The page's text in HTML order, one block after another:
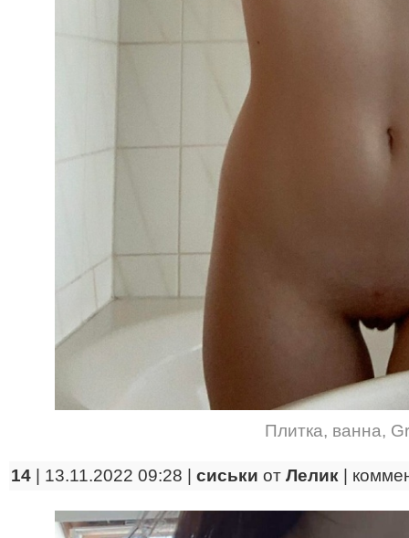
Плитка, ванна,
14 | 13.11.2022 09:28 | сиськи от Лелик